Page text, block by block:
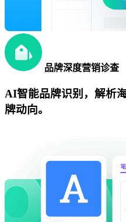
品牌深度营销诊查
AI智能品牌识别，解析
牌动向。